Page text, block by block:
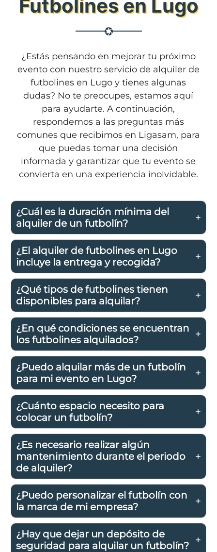
Futbolines en Lugo
¿Estás pensando en mejorar tu próximo
evento con nuestro servicio de alquiler de
futbolines en Lugo y tienes algunas
dudas? No te preocupes, estamos aquí
para ayudarte. A continuación,
respondemos a las preguntas más
comunes que recibimos en Ligasam, para
que puedas tomar una decisión
informada y garantizar que tu evento se
convierta en una experiencia inolvidable.
¿Cuál es la duración mínima del
alquiler de un futbolín?
¿El alquiler de futbolines en Lugo
incluye la entrega y recogida?
¿Qué tipos de futbolines tienen
disponibles para alquilar?
¿En qué condiciones se encuentran
los futbolines alquilados?
¿Puedo alquilar más de un futbolín
para mi evento en Lugo?
¿Cuánto espacio necesito para
colocar un futbolín?
¿Es necesario realizar algún
mantenimiento durante el periodo
de alquiler?
¿Puedo personalizar el futbolín con
la marca de mi empresa?
¿Hay que dejar un depósito de
seguridad para alquilar un futbolín?